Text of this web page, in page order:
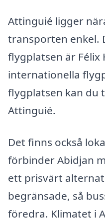
Attinguié ligger
transporten enkel.
flygplatsen är
internationella
flygplatsen kan du
Attinguié.
Det finns också
förbinder Abidjan
ett prisvärt
begränsade, så
föredra. Klimatet i